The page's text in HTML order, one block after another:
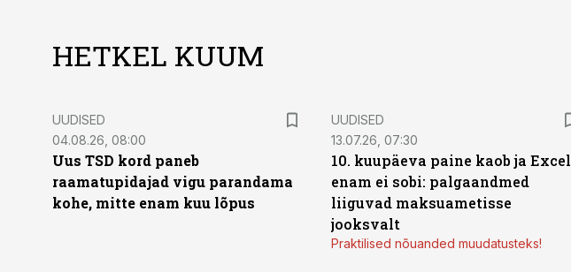
HETKEL KUUM
UUDISED
04.08.26, 08:00
Uus TSD kord paneb
raamatupidajad vigu parandama
kohe, mitte enam kuu lõpus
UUDISED
13.07.26, 07:30
10. kuupäeva paine kaob ja Excel
enam ei sobi: palgaandmed
liiguvad maksuametisse
jooksvalt
Praktilised nõuanded muudatusteks!